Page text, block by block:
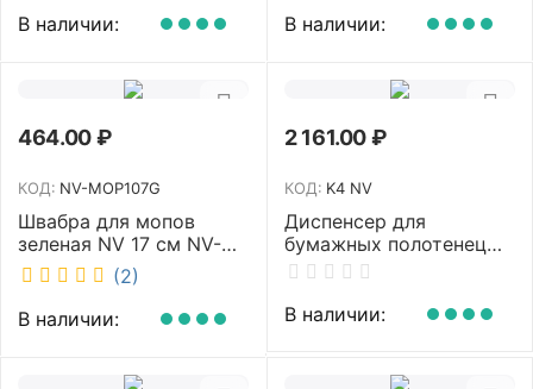
рукоятка 70-125 см NV-
SM2712
В наличии:
В наличии:
464.00₽
КОД: NV-MOP107G
Швабра для мопов
зеленая NV 17 см NV-
MOP107G (2)
В наличии:
2 161.00₽
КОД: K4 NV
Диспенсер для
бумажных полотенец
NV белый K4 NV
В наличии: